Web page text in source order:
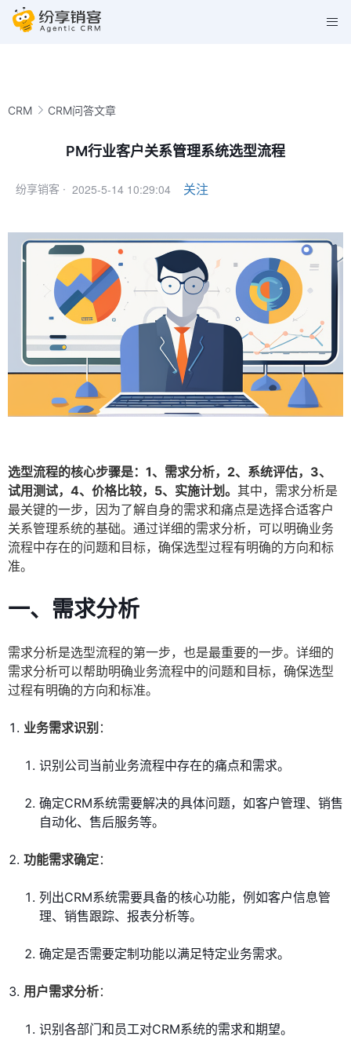
CRM CRM问答文章
PM行业客户关系管理系统选型流程
纷享销客 · 2025-5-14 10:29:04 关注
选型流程的核心步骤是：1、需求分析，2、系统评估，3、
试用测试，4、价格比较，5、实施计划。 其中，需求分析是
最关键的一步，因为了解自身的需求和痛点是选择合适客户
关系管理系统的基础。通过详细的需求分析，可以明确业务
流程中存在的问题和目标，确保选型过程有明确的方向和标
准。
一、需求分析
需求分析是选型流程的第一步，也是最重要的一步。详细的
需求分析可以帮助明确业务流程中的问题和目标，确保选型
过程有明确的方向和标准。
业务需求识别 ：
识别公司当前业务流程中存在的痛点和需求。
确定CRM系统需要解决的具体问题，如客户管理、销售
自动化、售后服务等。
功能需求确定：
列出CRM系统需要具备的核心功能，例如客户信息管
理、销售跟踪、报表分析等。
确定是否需要定制功能以满足特定业务需求。
用户需求分析：
识别各部门和员工对CRM系统的需求和期望。